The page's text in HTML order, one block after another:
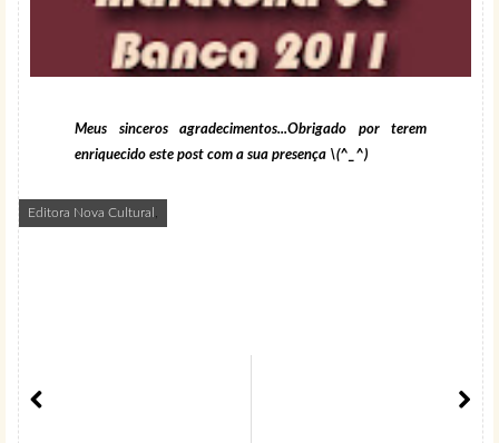
Editora Nova Cultural ,
Meus sinceros agradecimentos...Obrigado por terem
enriquecido este post com a sua presença \(^_^)